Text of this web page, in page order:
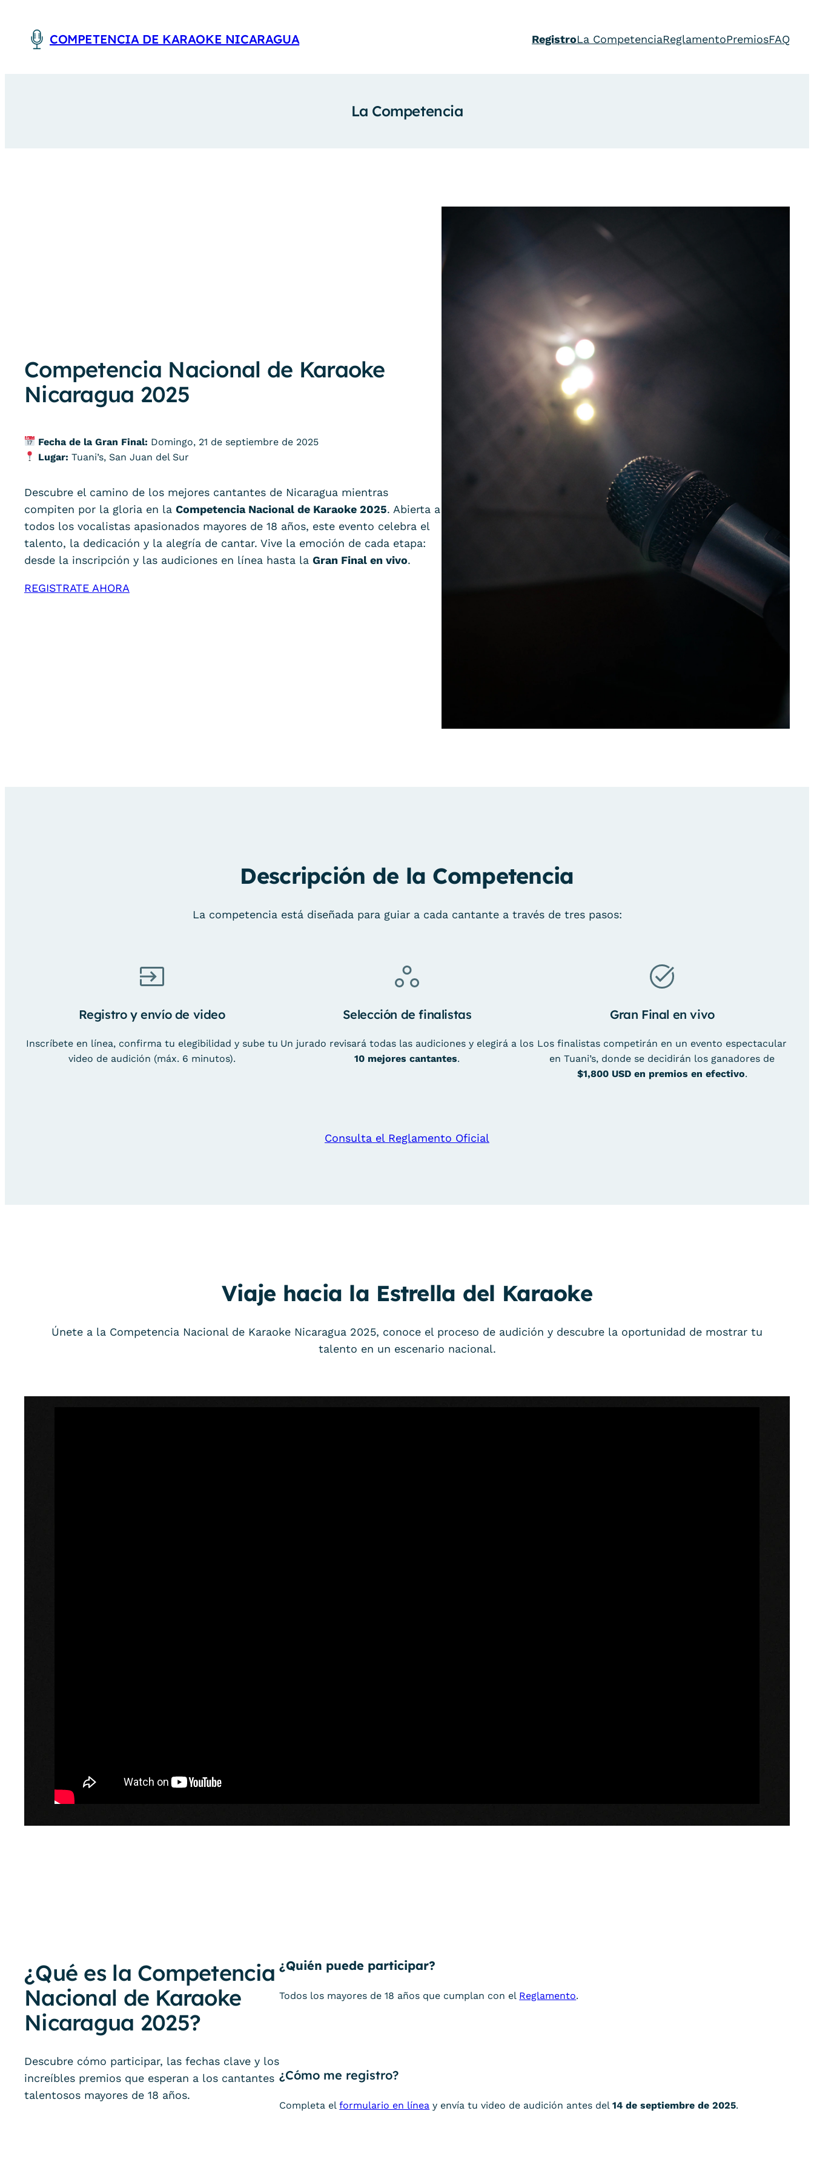
content
COMPETENCIA DE KARAOKE NICARAGUA RegistroLa CompetenciaReglamentoPremiosFAQ
La Competencia
Competencia Nacional de Karaoke
Nicaragua 2025
Fecha de la Gran Final: Domingo, 21 de septiembre de 2025
Lugar: Tuani’s, San Juan del Sur
Descubre el camino de los mejores cantantes de Nicaragua mientras
compiten por la gloria en la Competencia Nacional de Karaoke 2025. Abierta a
todos los vocalistas apasionados mayores de 18 años, este evento celebra el
talento, la dedicación y la alegría de cantar. Vive la emoción de cada etapa:
desde la inscripción y las audiciones en línea hasta la Gran Final en vivo.
REGISTRATE AHORA
Descripción de la Competencia
La competencia está diseñada para guiar a cada cantante a través de tres pasos:
Registro y envío de video
Inscríbete en línea, confirma tu elegibilidad y sube tu
video de audición (máx. 6 minutos).
Selección de finalistas
Un jurado revisará todas las audiciones y elegirá a los
10 mejores cantantes.
Gran Final en vivo
Los finalistas competirán en un evento espectacular
en Tuani’s, donde se decidirán los ganadores de
$1,800 USD en premios en efectivo.
Consulta el Reglamento Oficial
Viaje hacia la Estrella del Karaoke
Únete a la Competencia Nacional de Karaoke Nicaragua 2025, conoce el proceso de audición y descubre la oportunidad de mostrar tu
talento en un escenario nacional.
¿Qué es la Competencia
Nacional de Karaoke
Nicaragua 2025?
Descubre cómo participar, las fechas clave y los
increíbles premios que esperan a los cantantes
talentosos mayores de 18 años.
¿Quién puede participar?
Todos los mayores de 18 años que cumplan con el Reglamento.
¿Cómo me registro?
Completa elformulario en línea y envía tu video de audición antes del14 de septiembre de 2025.